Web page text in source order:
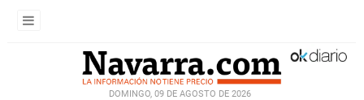
DOMINGO, 09 DE AGOSTO DE 2026